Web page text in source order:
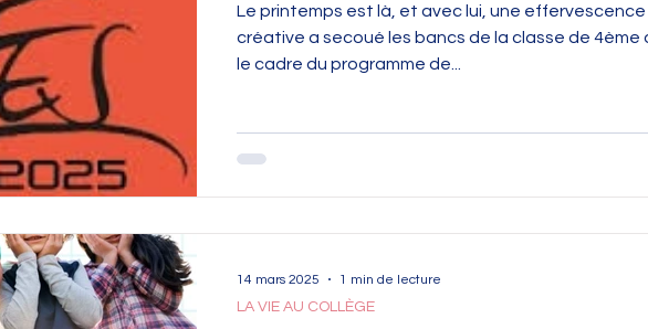
Le printemps est là, et avec lui, une effervescence
créative a secoué les bancs de la classe de 4ème
le cadre du programme de...
LA VIE AU COLLÈGE
14 mars 2025 1 min de lecture